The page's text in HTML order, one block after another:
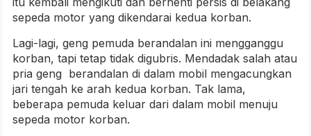
sepeda motor yang dikendarai kedua korban.
Lagi-lagi, geng pemuda berandalan ini mengganggu
korban, tapi tetap tidak digubris. Mendadak salah atau
pria geng berandalan di dalam mobil mengacungkan
jari tengah ke arah kedua korban. Tak lama,
beberapa pemuda keluar dari dalam mobil menuju
sepeda motor korban.